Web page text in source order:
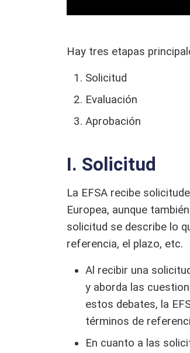
Hay tres etapas
Solicitud
Evaluación
Aprobación
I. Solicitud
La EFSA recibe
Europea, aunque
solicitud se describe lo
referencia, el plazo, etc.
Al recibir una
y aborda las
estos debates, la
términos de
En cuanto a las